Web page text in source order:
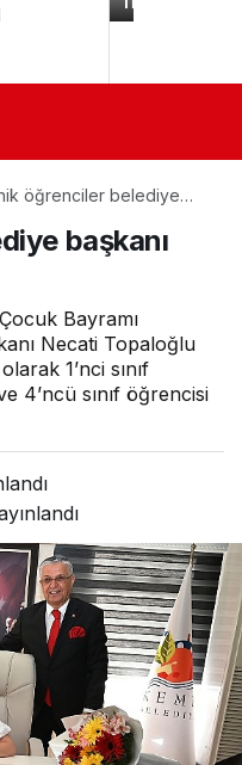
Bardak
Rafı
Royaleks-
öğrenciler belediye
başkanı
Bayramı
Necati Topaloğlu
1’nci sınıf
4’ncü sınıf öğrencisi